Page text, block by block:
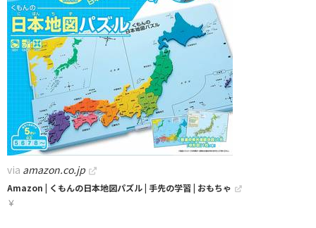
via amazon.co.jp
Amazon | くもんの日本地図パズル | 手先の学習 | おもちゃ
￥